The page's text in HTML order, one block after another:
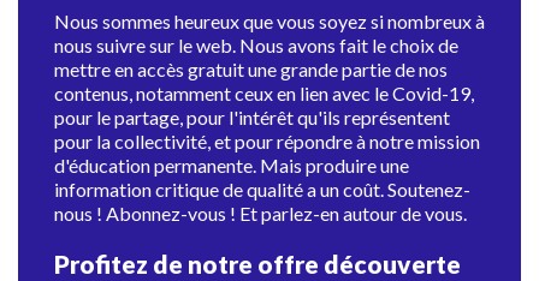
Nous sommes heureux que vous soyez si nombreux à
nous suivre sur le web. Nous avons fait le choix de
mettre en accès gratuit une grande partie de nos
contenus, notamment ceux en lien avec le Covid-19,
pour le partage, pour l'intérêt qu'ils représentent
pour la collectivité, et pour répondre à notre mission
d'éducation permanente. Mais produire une
information critique de qualité a un coût. Soutenez-
nous ! Abonnez-vous ! Et parlez-en autour de vous.
Profitez de notre offre découverte